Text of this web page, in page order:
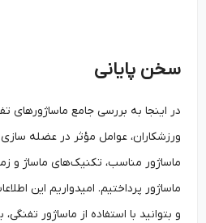
سخن پایانی
در اینجا به بررسی جامع ماساژورهای تفنگی،
ورزشکاران، عوامل مؤثر در عضله سازی با
ماساژور مناسب، تکنیک‌های ماساژ و زمان و
ماساژور پرداختیم. امیدواریم این اطلاعات
و بتوانید با استفاده از ماساژور تفنگی، به